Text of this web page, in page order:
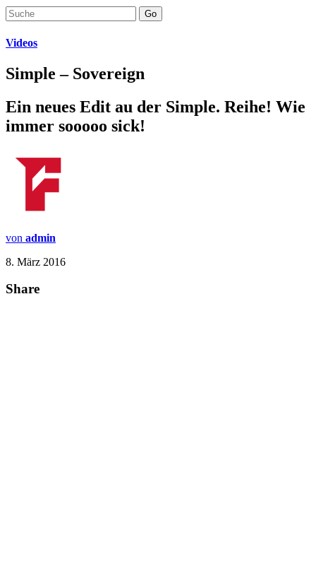
Go
Videos
Simple – Sovereign
Ein neues Edit au der Simple. Reihe! Wie
immer sooooo sick!
von admin
8. März 2016
Share